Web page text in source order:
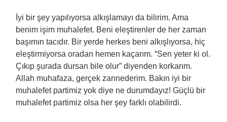
İyi bir şey yapılıyorsa alkışlamayı da bilirim. Ama
benim işim muhalefet. Beni eleştirenler de her zaman
başımın tacıdır. Bir yerde herkes beni alkışlıyorsa, hiç
eleştirmiyorsa oradan hemen kaçarım. “Sen yeter ki ol.
Çıkıp şurada dursan bile olur” diyenden korkarım.
Allah muhafaza, gerçek zannederim. Bakın iyi bir
muhalefet partimiz yok diye ne durumdayız! Güçlü bir
muhalefet partimiz olsa her şey farklı olabilirdi.